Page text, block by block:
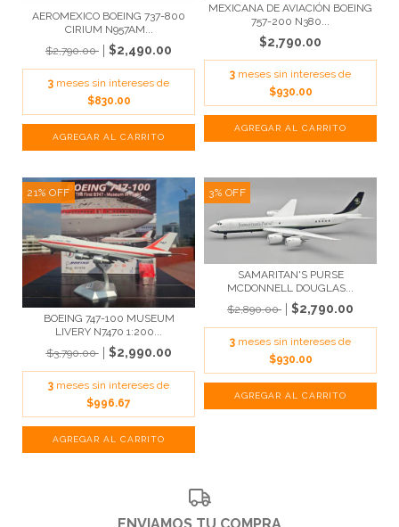
AEROMEXICO BOEING 737-800
CIRIUM N957AM...
$2,790.00
$2,490.00
3 meses sin intereses de
$830.00
MEXICANA DE AVIACIÓN BOEING
757-200 N380...
$2,790.00
3 meses sin intereses de
$930.00
21% OFF
BOEING 747-100 MUSEUM
LIVERY N7470 1:200...
$3,790.00
$2,990.00
3 meses sin intereses de
$996.67
3% OFF
SAMARITAN'S PURSE
MCDONNELL DOUGLAS...
$2,890.00
$2,790.00
3 meses sin intereses de
$930.00